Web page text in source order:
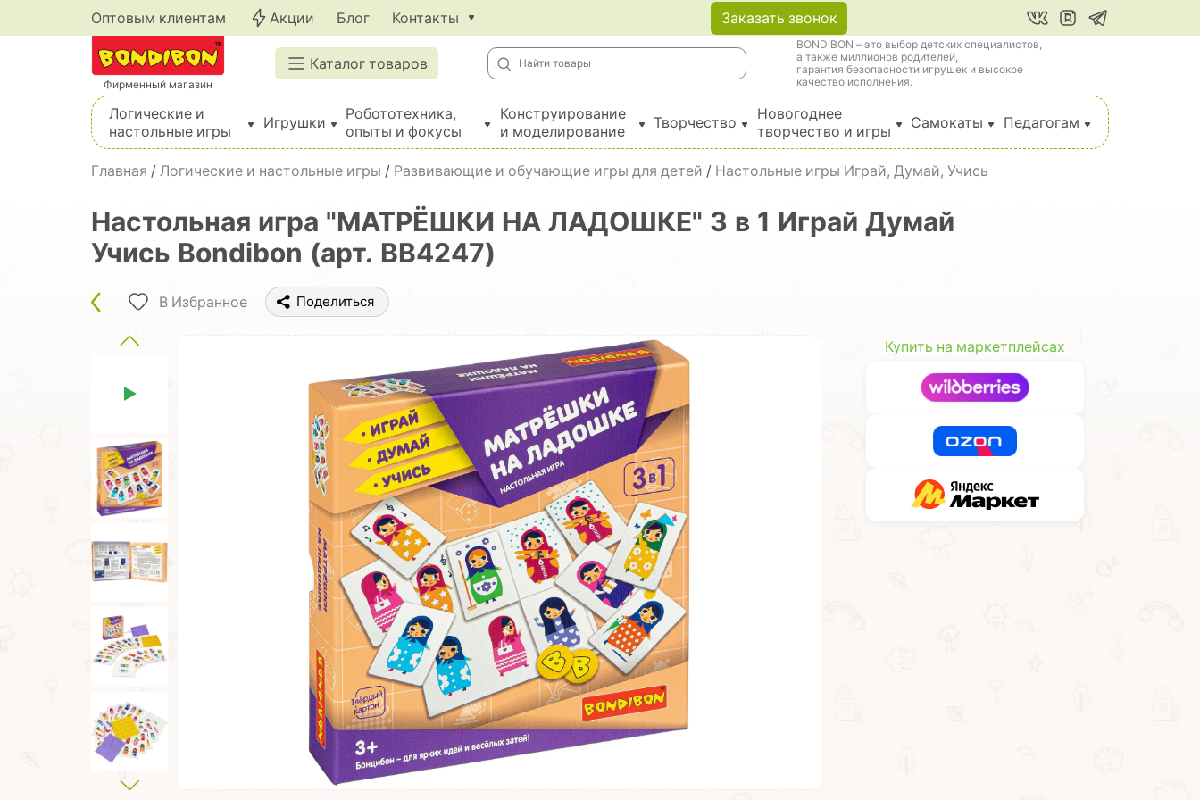
Оптовым клиентам Акции Блог Контакты Заказать звонок
Фирменный магазин
Каталог товаров
BONDIBON – это выбор детских специалистов,
а также миллионов родителей,
гарантия безопасности игрушек и высокое
качество исполнения.
Логические и
настольные игры
Игрушки
Робототехника,
опыты и фокусы
Конструирование
и моделирование
Творчество
Новогоднее
творчество и игры
Самокаты Педагогам
Главная / Логические и настольные игры / Развивающие и обучающие игры для детей / Настольные игры Играй, Думай, Учись
Настольная игра "МАТРЁШКИ НА ЛАДОШКЕ" 3 в 1 Играй Думай
Учись Bondibon (арт. ВВ4247)
В Избранное Поделиться
Купить на маркетплейсах